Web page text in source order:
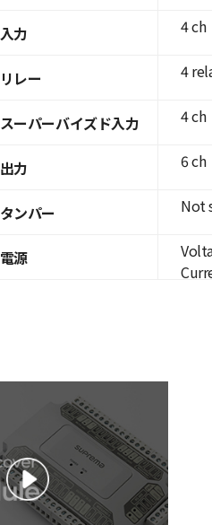
入力
リレー
スーパーバイズド入力
出力
タンパー
電源
4 ch
4
4 ch
6 ch
Not